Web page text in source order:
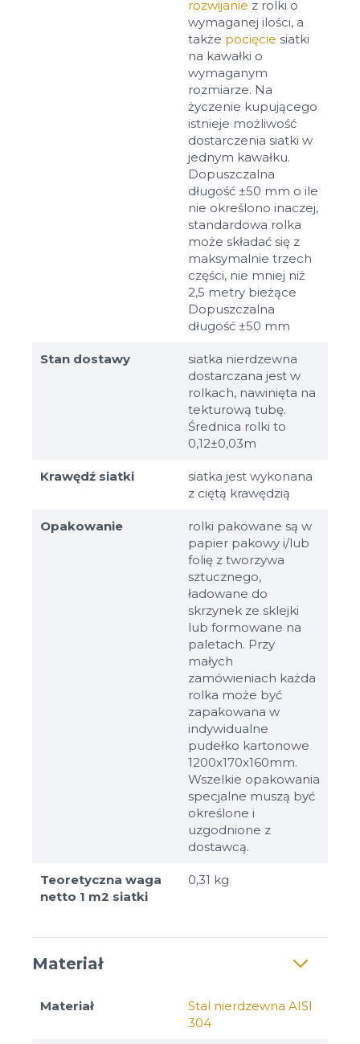
rozwijanie z rolki o
wymaganej ilości, a
także pocięcie siatki
na kawałki o
wymaganym
rozmiarze. Na
życzenie kupującego
istnieje możliwość
dostarczenia siatki w
jednym kawałku.
Dopuszczalna
długość ±50 mm o ile
nie określono inaczej,
standardowa rolka
może składać się z
maksymalnie trzech
części, nie mniej niż
2,5 metry bieżące
Dopuszczalna
długość ±50 mm
Stan dostawy
siatka nierdzewna
dostarczana jest w
rolkach, nawinięta na
tekturową tubę.
Średnica rolki to
0,12±0,03m
Krawędź siatki
siatka jest wykonana
z ciętą krawędzią
Opakowanie
rolki pakowane są w
papier pakowy i/lub
folię z tworzywa
sztucznego,
ładowane do
skrzynek ze sklejki
lub formowane na
paletach. Przy
małych
zamówieniach każda
rolka może być
zapakowana w
indywidualne
pudełko kartonowe
1200x170x160mm.
Wszelkie opakowania
specjalne muszą być
określone i
uzgodnione z
dostawcą.
Teoretyczna waga
netto 1 m2 siatki
0,31 kg
Materiał
Materiał
Stal nierdzewna AISI
304